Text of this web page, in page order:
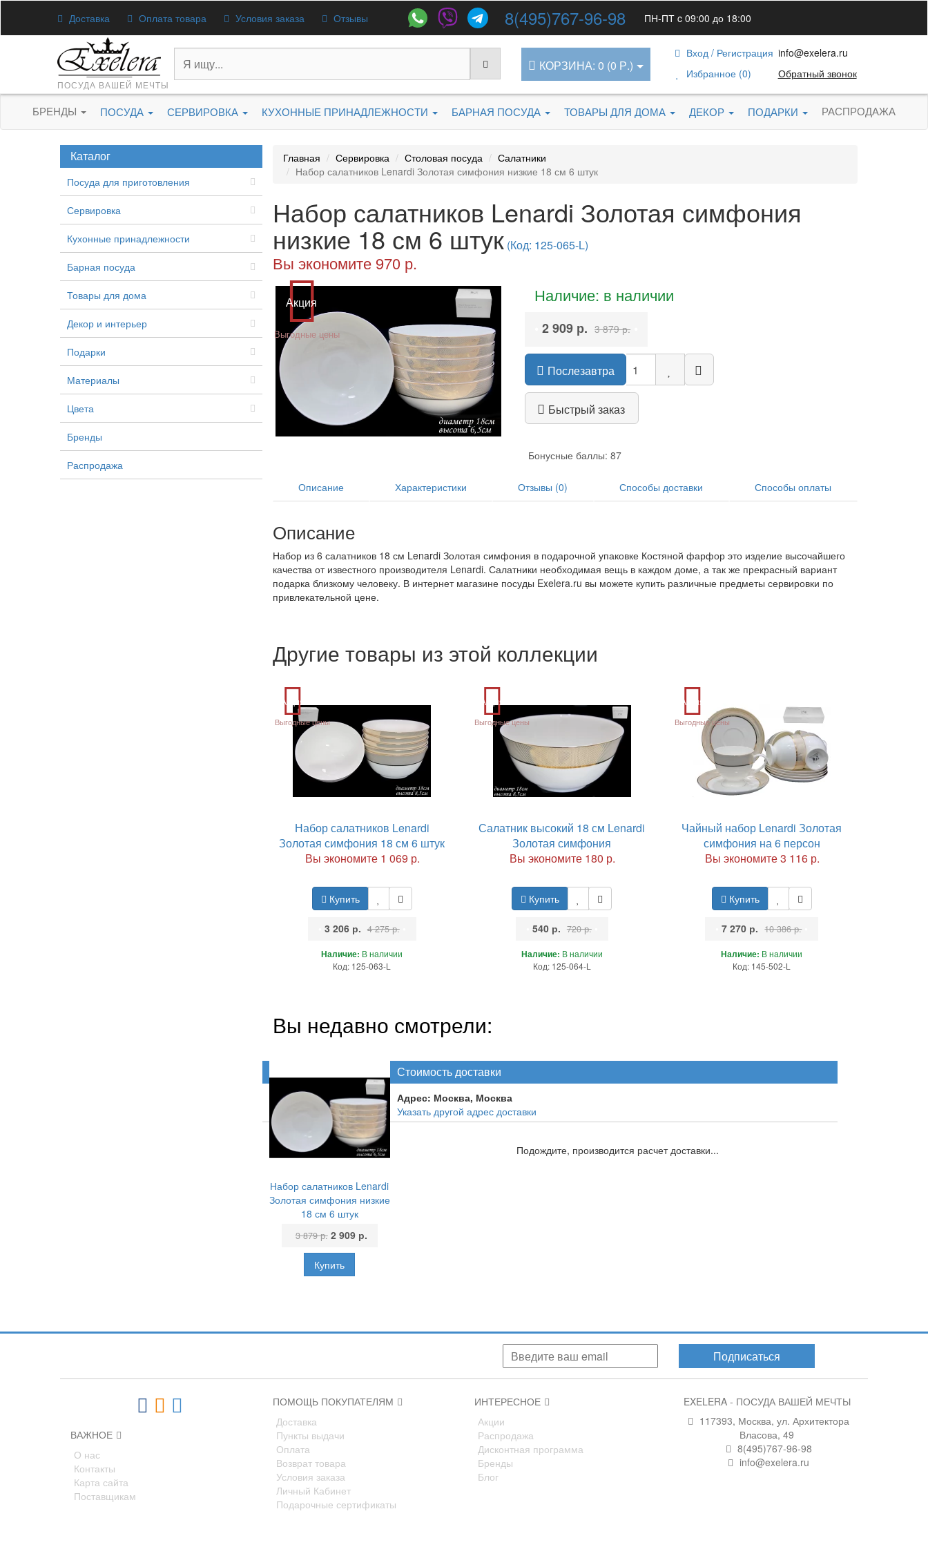
Доставка Оплата товара Условия заказа Отзывы 8(495)767-96-98 ПН-ПТ c 09:00 до 18:00
ПОСУДА ВАШЕЙ МЕЧТЫ
КОРЗИНА: 0 (0 Р.)
Вход / Регистрация
Избранное (0)
info@exelera.ru
Обратный звонок
БРЕНДЫ ПОСУДА СЕРВИРОВКА КУХОННЫЕ ПРИНАДЛЕЖНОСТИ БАРНАЯ ПОСУДА ТОВАРЫ ДЛЯ ДОМА ДЕКОР ПОДАРКИ РАСПРОДАЖА
Каталог
Посуда для приготовления
Сервировка
Кухонные принадлежности
Барная посуда
Товары для дома
Декор и интерьер
Подарки
Материалы
Цвета
Бренды
Распродажа
Главная Сервировка Столовая посуда
Салатники
Набор салатников Lenardi Золотая симфония низкие 18 см 6 штук
Набор салатников Lenardi Золотая симфония
низкие 18 см 6 штук (Код: 125-065-L)
Вы экономите 970 р.
Акция
Выгодные цены
Наличие: в наличии
2 909 р. 3 879 р.
Послезавтра
Быстрый заказ
Бонусные баллы: 87
Описание Характеристики Отзывы (0) Способы доставки Способы оплаты
Описание
Набор из 6 салатников 18 см Lenardi Золотая симфония в подарочной упаковке Костяной фарфор это изделие высочайшего
качества от известного производителя Lenardi. Салатники необходимая вещь в каждом доме, а так же прекрасный вариант
подарка близкому человеку. В интернет магазине посуды Exelera.ru вы можете купить различные предметы сервировки по
привлекательной цене.
Другие товары из этой коллекции
Акция
Выгодные цены
Набор салатников Lenardi
Золотая симфония 18 см 6 штук
Вы экономите 1 069 р.
Купить
3 206 р. 4 275 р.
Наличие: В наличии
Код: 125-063-L
Акция
Выгодные цены
Салатник высокий 18 см Lenardi
Золотая симфония
Вы экономите 180 р.
Купить
540 р. 720 р.
Наличие: В наличии
Код: 125-064-L
Акция
Выгодные цены
Чайный набор Lenardi Золотая
симфония на 6 персон
Вы экономите 3 116 р.
Купить
7 270 р. 10 386 р.
Наличие: В наличии
Код: 145-502-L
Вы недавно смотрели:
Набор салатников Lenardi
Золотая симфония низкие
18 см 6 штук
3 879 р. 2 909 р.
Стоимость доставки
Адрес: Москва, Москва
Указать другой адрес доставки
Подождите, производится расчет доставки...
Подписаться
ВАЖНОЕ
О нас
Контакты
Карта сайта
Поставщикам
ПОМОЩЬ ПОКУПАТЕЛЯМ
Доставка
Пункты выдачи
Оплата
Возврат товара
Условия заказа
Личный Кабинет
Подарочные сертификаты
ИНТЕРЕСНОЕ
Акции
Распродажа
Дисконтная программа
Бренды
Блог
EXELERA - ПОСУДА ВАШЕЙ МЕЧТЫ
117393, Москва, ул. Архитектора
Власова, 49
8(495)767-96-98
info@exelera.ru